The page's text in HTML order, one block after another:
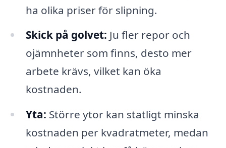
ha olika priser för slipning.
Skick på golvet: Ju fler repor och
ojämnheter som finns, desto mer
arbete krävs, vilket kan öka
kostnaden.
Yta: Större ytor kan statligt minska
kostnaden per kvadratmeter, medan